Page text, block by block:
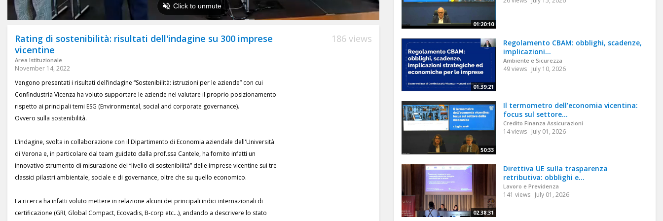
Rating di sostenibilità: risultati dell'indagine su 300 imprese
vicentine
Area Istituzionale
186 views
November 14, 2022
Vengono presentati i risultati dell’indagine “Sostenibilità: istruzioni per le aziende” con cui
Confindustria Vicenza ha voluto supportare le aziende nel valutare il proprio posizionamento
rispetto ai principali temi ESG (Environmental, social and corporate governance).
Ovvero sulla sostenibilità.
L’indagine, svolta in collaborazione con il Dipartimento di Economia aziendale dell'Università
di Verona e, in particolare dal team guidato dalla prof.ssa Cantele, ha fornito infatti un
innovativo strumento di misurazione del “livello di sostenibilità” delle imprese vicentine sui tre
classici pilastri ambientale, sociale e di governance, oltre che su quello economico.
La ricerca ha infatti voluto mettere in relazione alcuni dei principali indici internazionali di
certificazione (GRI, Global Compact, Ecovadis, B-corp etc…), andando a descrivere lo stato
01:20:10
01:39:21
Regolamento CBAM: obblighi, scadenze,
implicazioni...
Ambiente e Sicurezza
49 views July 10, 2026
50:33
Il termometro dell’economia vicentina:
focus sul settore...
Credito Finanza Assicurazioni
14 views July 01, 2026
02:38:31
Direttiva UE sulla trasparenza
retributiva: obblighi e...
Lavoro e Previdenza
141 views July 01, 2026